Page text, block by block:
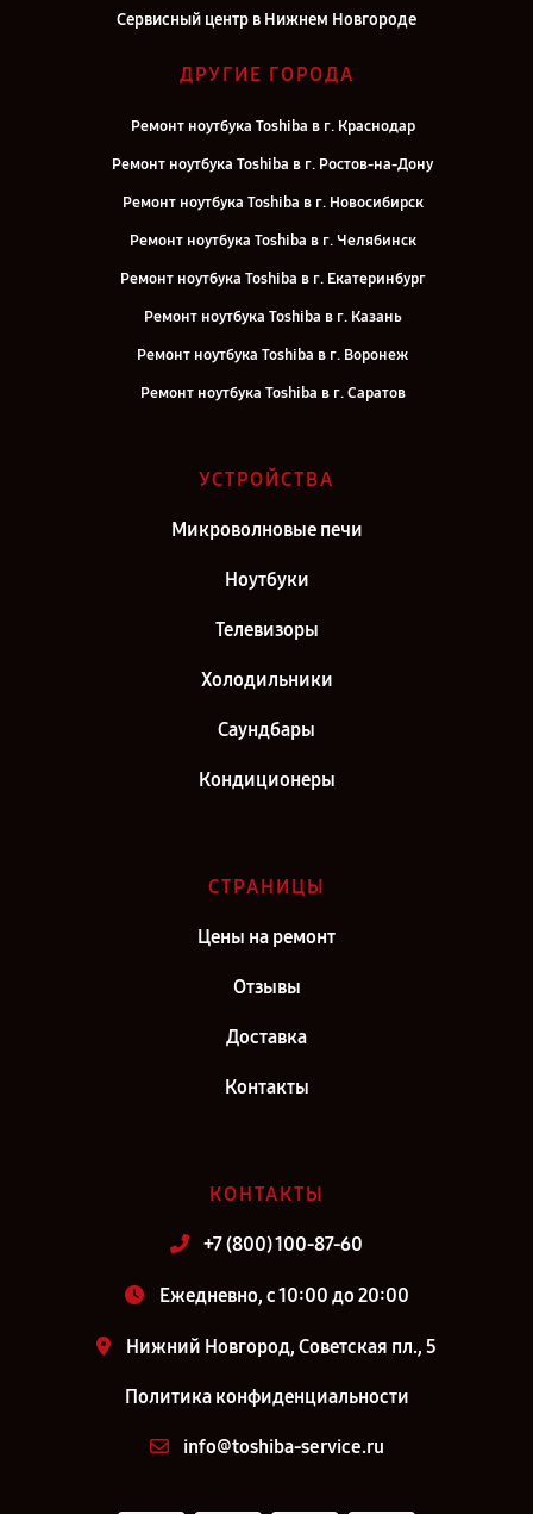
Сервисный центр в Нижнем Новгороде
ДРУГИЕ ГОРОДА
Ремонт ноутбука Toshiba в г. Краснодар
Ремонт ноутбука Toshiba в г. Ростов-на-Дону
Ремонт ноутбука Toshiba в г. Новосибирск
Ремонт ноутбука Toshiba в г. Челябинск
Ремонт ноутбука Toshiba в г. Екатеринбург
Ремонт ноутбука Toshiba в г. Казань
Ремонт ноутбука Toshiba в г. Воронеж
Ремонт ноутбука Toshiba в г. Саратов
Ремонт ноутбука Toshiba в г. Киров
Ремонт ноутбука Toshiba в г. Санкт-Петербург
УСТРОЙСТВА
Микроволновые печи
Ноутбуки
Телевизоры
Холодильники
Саундбары
Кондиционеры
СТРАНИЦЫ
Цены на ремонт
Отзывы
Доставка
Контакты
КОНТАКТЫ
+7 (800) 100-87-60
Ежедневно, с 10:00 до 20:00
Нижний Новгород, Советская пл., 5
Политика конфиденциальности
info@toshiba-service.ru